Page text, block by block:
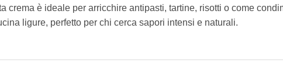
crema è ideale per arricchire antipasti, tartine, risotti o come
ligure, perfetto per chi cerca sapori intensi e naturali.